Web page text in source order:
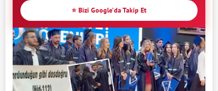
⭐ Bizi Google'da Takip Et